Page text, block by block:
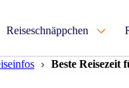
Reiseschnäppchen
Beste Reisezeit